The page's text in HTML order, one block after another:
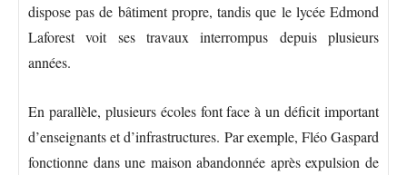
dispose pas de bâtiment propre, tandis que le lycée Edmond
Laforest voit ses travaux interrompus depuis plusieurs
années.
En parallèle, plusieurs écoles font face à un déficit important
d’enseignants et d’infrastructures. Par exemple, Fléo Gaspard
fonctionne dans une maison abandonnée après expulsion de